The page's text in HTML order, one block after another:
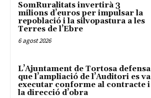
SomRuralitats invertirà 3
milions d’euros per impulsar la
repoblació i la silvopastura a les
Terres de l’Ebre
6 agost 2026
L’Ajuntament de Tortosa defensa
que l’ampliació de l’Auditori es va
executar conforme al contracte i
la direcció d’obra